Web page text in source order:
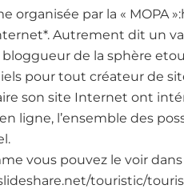
organisée par la « MOPA
Autrement dit un
bloggueur de la sphère
pour tout créateur de
son site Internet ont
ligne, l’ensemble des
vous pouvez le voir
touristic/